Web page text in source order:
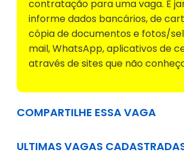
contratação para uma vaga. E
informe dados bancários, de
cópia de documentos e fotos/
mail, WhatsApp, aplicativos de
através de sites que não
COMPARTILHE ESSA VAGA
ULTIMAS VAGAS